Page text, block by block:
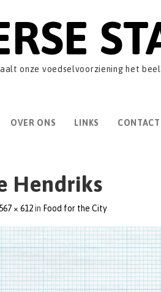
onze voedselvoorziening het
OVER ONS LINKS CONTACT
Hendriks
567 × 612in Food for the City